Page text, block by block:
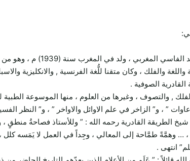
ولد في المغرب سنة (1939) م ، وهو من أسرة علمية عريقة .
والفلك ، وكان متقنا للُّغة الفرنسية , والانكليزية
الصوفية .
, والتصوف ، وغيرها من العلوم ، منها الموسوعة الطبية
” ، و” الزاخر في علم الاوائل والاواخر ” ، و” النظر
الطريقة القادرية رحمه الله : ” وللأستاذ فصاحةُ منطقٍ
… وهمَّةً طمَّاحة إلى المعالي ، وجِداً في العمل لا يَمَسه كلل
انتهى .